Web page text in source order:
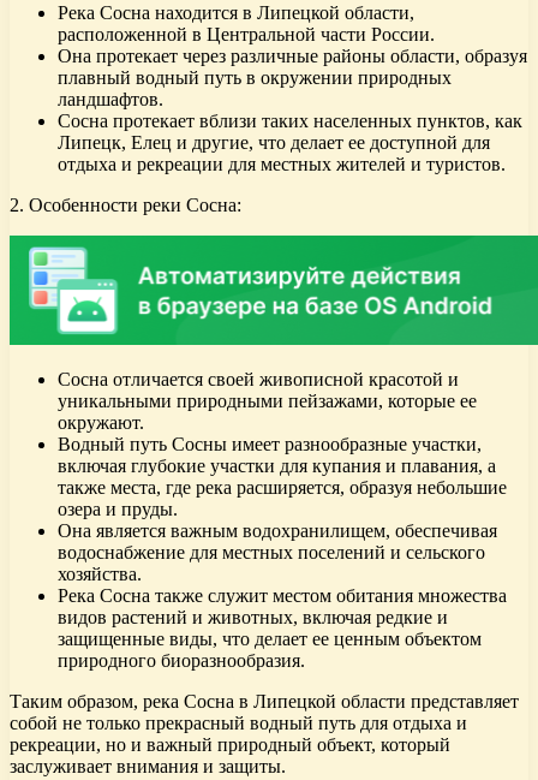
Река Сосна находится в Липецкой области,
расположенной в Центральной части России.
Она протекает через различные районы области, образуя
плавный водный путь в окружении природных
ландшафтов.
Сосна протекает вблизи таких населенных пунктов, как
Липецк, Елец и другие, что делает ее доступной для
отдыха и рекреации для местных жителей и туристов.
2. Особенности реки Сосна:
Сосна отличается своей живописной красотой и
уникальными природными пейзажами, которые ее
окружают.
Водный путь Сосны имеет разнообразные участки,
включая глубокие участки для купания и плавания, а
также места, где река расширяется, образуя небольшие
озера и пруды.
Она является важным водохранилищем, обеспечивая
водоснабжение для местных поселений и сельского
хозяйства.
Река Сосна также служит местом обитания множества
видов растений и животных, включая редкие и
защищенные виды, что делает ее ценным объектом
природного биоразнообразия.
Таким образом, река Сосна в Липецкой области представляет
собой не только прекрасный водный путь для отдыха и
рекреации, но и важный природный объект, который
заслуживает внимания и защиты.